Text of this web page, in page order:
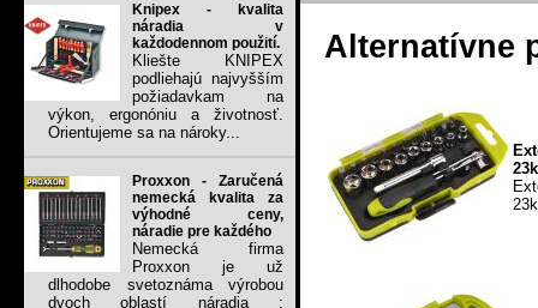
Knipex - kvalita
náradia v
každodennom použití.
Kliešte KNIPEX
podliehajú najvyšším
požiadavkam na
výkon, ergonóniu a životnosť.
Orientujeme sa na nároky...
Proxxon - Zaručená
nemecká kvalita za
výhodné ceny,
náradie pre každého
Nemecká firma
Proxxon je už
dlhodobe svetoznáma výrobou
dvoch oblastí náradia :
Alternatívne